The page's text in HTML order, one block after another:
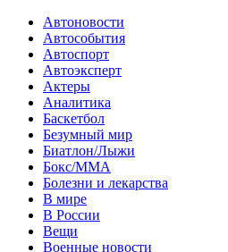
Автоновости
Автособытия
Автоспорт
Автоэксперт
Актеры
Аналитика
Баскетбол
Безумный мир
Биатлон/Лыжи
Бокс/MMA
Болезни и лекарства
В мире
В России
Вещи
Военные новости